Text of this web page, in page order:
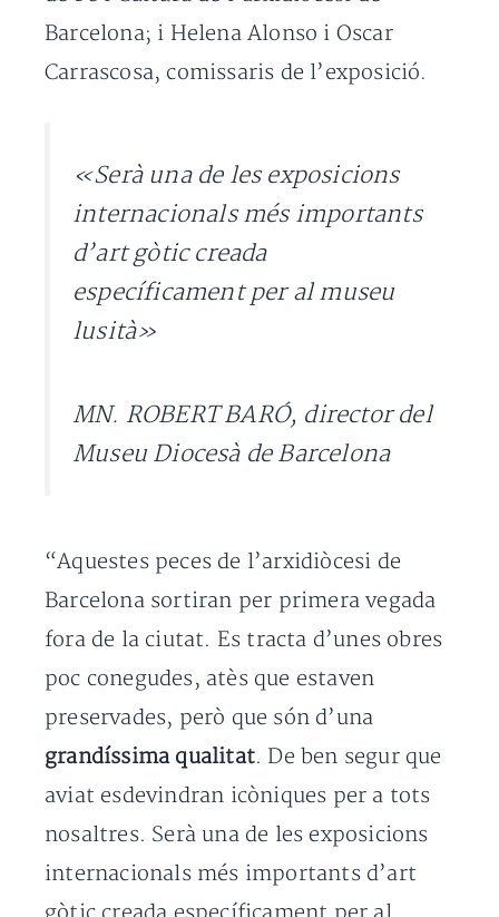
Barcelona; i Helena Alonso i Oscar
Carrascosa, comissaris de l’exposició.
«Serà una de les exposicions
internacionals més importants
d’art gòtic creada
específicament per al museu
lusità»
MN. ROBERT BARÓ, director del
Museu Diocesà de Barcelona
“Aquestes peces de l’arxidiòcesi de
Barcelona sortiran per primera vegada
fora de la ciutat. Es tracta d’unes obres
poc conegudes, atès que estaven
preservades, però que són d’una
grandíssima qualitat. De ben segur que
aviat esdevindran icòniques per a tots
nosaltres. Serà una de les exposicions
internacionals més importants d’art